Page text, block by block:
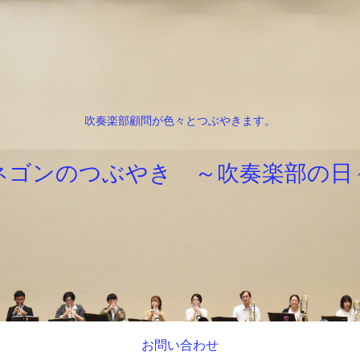
吹奏楽部顧問が色々とつぶやきます。
ゴンのつぶやき ～吹奏楽部の日
お問い合わせ